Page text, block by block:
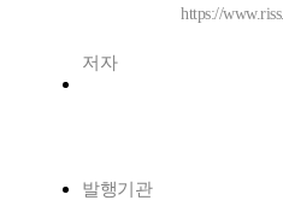
https://
저자
발행기관